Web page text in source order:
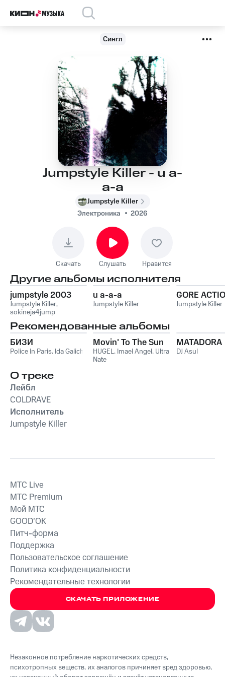
Сингл
Jumpstyle Killer - u a-
a-a
Jumpstyle Killer
Электроника
2026
Скачать Слушать Нравится
Другие альбомы исполнителя
jumpstyle 2003
Jumpstyle Killer,
sokineja4jump
u a-a-a
Jumpstyle Killer
GORE
Jumpstyle Killer
Рекомендованные альбомы
БИЗИ
Police In Paris, Ida Galich
Movin' To The Sun
HUGEL, Imael Angel, Ultra
Nate
MATADORA
DJ Asul
О треке
Лейбл
COLDRAVE
Исполнитель
Jumpstyle Killer
СКАЧАТЬ ПРИЛОЖЕНИЕ
MTС Live
MTС Premium
Мой МТС
GOOD’OK
Питч-форма
Поддержка
Пользовательское соглашение
Политика конфиденциальности
Рекомендательные технологии
Незаконное потребление наркотических средств,
психотропных веществ, их аналогов причиняет вред здоровью,